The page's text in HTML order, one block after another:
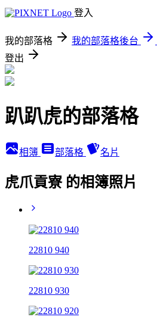
登入
我的部落格 我的部落格後台
登出
趴趴虎的部落格
相簿 部落格 名片
虎爪貢寮 的相簿照片
22810 940
22810 930